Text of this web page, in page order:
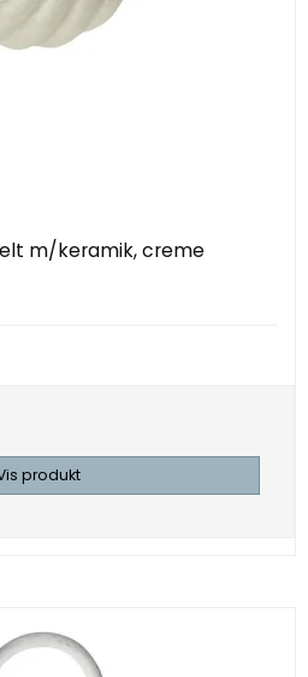
m/keramik, creme
produkt